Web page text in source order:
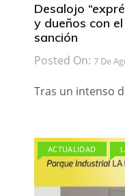
Desalojo
y dueños con
sanción
Posted On: 7 De
Tras un intenso
ACTUALIDAD